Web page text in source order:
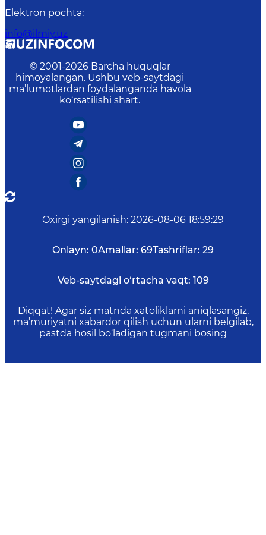
Elektron pochta:
info@ilmiy.uz
© 2001-2026 Barcha huquqlar
himoyalangan. Ushbu veb-saytdagi
ma’lumotlardan foydalanganda havola
ko‘rsatilishi shart.
Oxirgi yangilanish: 2026-08-06 18:59:29
Onlayn: 0Amallar: 69Tashriflar: 29
Veb-saytdagi o‘rtacha vaqt: 109
Diqqat! Agar siz matnda xatoliklarni aniqlasangiz,
ma’muriyatni xabardor qilish uchun ularni belgilab,
pastda hosil bo‘ladigan tugmani bosing